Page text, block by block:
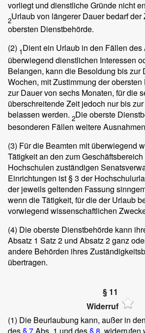
vorliegt und dienstliche Gründe nicht
2Urlaub von längerer Dauer bedarf der
obersten Dienstbehörde.
(2) 1Dient ein Urlaub in den Fällen des
überwiegend dienstlichen Interessen
Belangen, kann die Besoldung bis zur
Wochen, mit Zustimmung der
zur Dauer von sechs Monaten, für die
überschreitende Zeit jedoch nur bis
belassen werden. 2Die oberste
besonderen Fällen weitere
(3) Für die Beamten mit überwiegend
Tätigkeit an den zum Geschäftsbereich
Hochschulen zuständigen
Einrichtungen ist § 3 der
der jeweils geltenden Fassung
wenn die Tätigkeit, für die der Urlaub
vorwiegend wissenschaftlichen
(4) Die oberste Dienstbehörde kann
Absatz 1 Satz 2 und Absatz 2 ganz
andere Behörden ihres
übertragen.
§ 11
Widerruf
(1) Die Beurlaubung kann, außer in